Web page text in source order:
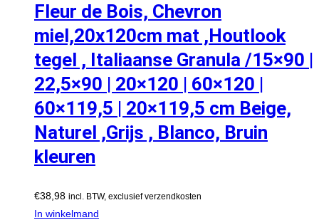
Fleur de Bois, Chevron
miel,20x120cm mat ,Houtlook
tegel , Italiaanse Granula /15×90 |
22,5×90 | 20×120 | 60×120 |
60×119,5 | 20×119,5 cm Beige,
Naturel ,Grijs , Blanco, Bruin
kleuren
€38,98 incl. BTW, exclusief verzendkosten
In winkelmand